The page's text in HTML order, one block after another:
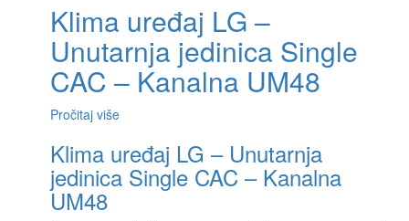
Klima uređaj LG –
Unutarnja jedinica Single
CAC – Kanalna UM48
Pročitaj više
Klima uređaj LG – Unutarnja
jedinica Single CAC – Kanalna
UM48